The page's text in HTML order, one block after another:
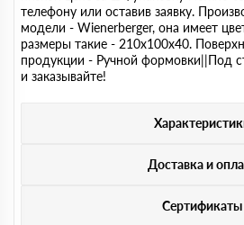
телефону или оставив заявку.
модели - Wienerberger, она имеет
размеры такие - 210х100х40.
продукции - Ручной формовки||Под
и заказывайте!
Доставка и
Сертификаты